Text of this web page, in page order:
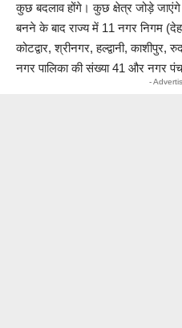
कुछ बदलाव होंगे। कुछ क्षेत्र जोड़े
बनने के बाद राज्य में 11 नगर निगम
कोटद्वार, श्रीनगर, हल्द्वानी, काशीपुर,
नगर पालिका की संख्या 41 और नगर
-